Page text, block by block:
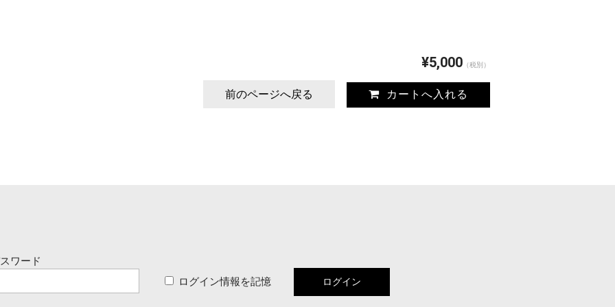
¥5,000 （税別）
前のページへ戻る
ワード
ログイン情報を記憶